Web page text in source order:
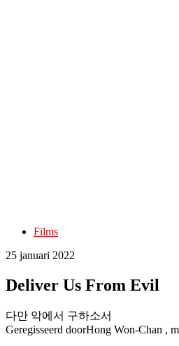
Films
25 januari 2022
Deliver Us From Evil
다만 악에서 구하소서
Geregisseerd doorHong Won-Chan ,